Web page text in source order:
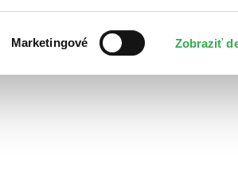
Marketingové Zobraziť